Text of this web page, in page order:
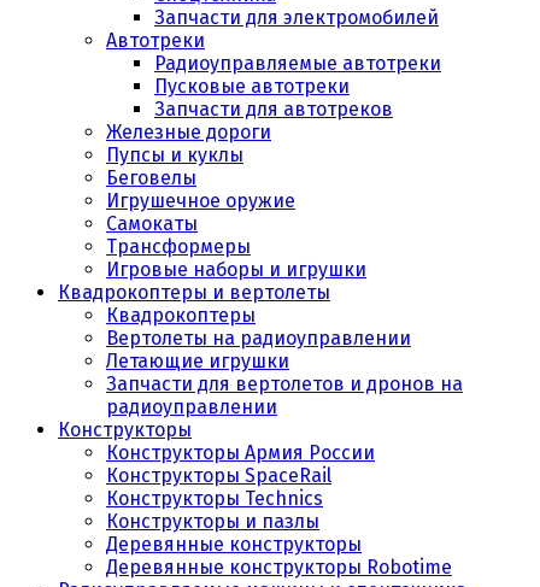
Запчасти для электромобилей
Автотреки
Радиоуправляемые автотреки
Пусковые автотреки
Запчасти для автотреков
Железные дороги
Пупсы и куклы
Беговелы
Игрушечное оружие
Самокаты
Трансформеры
Игровые наборы и игрушки
Квадрокоптеры и вертолеты
Квадрокоптеры
Вертолеты на радиоуправлении
Летающие игрушки
Запчасти для вертолетов и дронов на
радиоуправлении
Конструкторы
Конструкторы Армия России
Конструкторы SpaceRail
Конструкторы Technics
Конструкторы и пазлы
Деревянные конструкторы
Деревянные конструкторы Robotime